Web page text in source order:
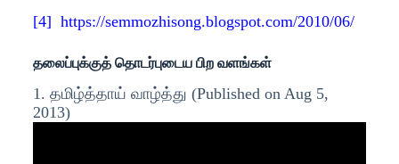
[4] https://semmozhisong.blogspot.com/2010/06/
தலைப்புக்குத் தொடர்புடைய பிற வளங்கள்
1. தமிழ்த்தாய் வாழ்த்து (Published on Aug 5,
2013)